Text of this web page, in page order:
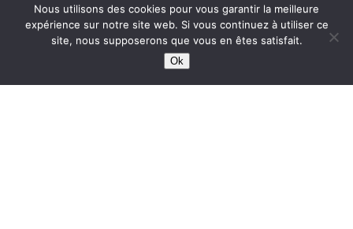
This site is protected bywp-copyrightpro.com
Nous utilisons des cookies pour vous garantir la meilleure
expérience sur notre site web. Si vous continuez à utiliser ce
site, nous supposerons que vous en êtes satisfait.
Ok